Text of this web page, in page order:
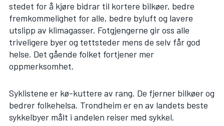
stedet for å kjøre bidrar til kortere bilkøer, bedre
fremkommelighet for alle, bedre byluft og lavere
utslipp av klimagasser. Fotgjengerne gir oss alle
triveligere byer og tettsteder mens de selv får god
helse. Det gående folket fortjener mer
oppmerksomhet.
Syklistene er kø-kuttere av rang. De fjerner bilkøer og
bedrer folkehelsa. Trondheim er en av landets beste
sykkelbyer målt i andelen reiser med sykkel.